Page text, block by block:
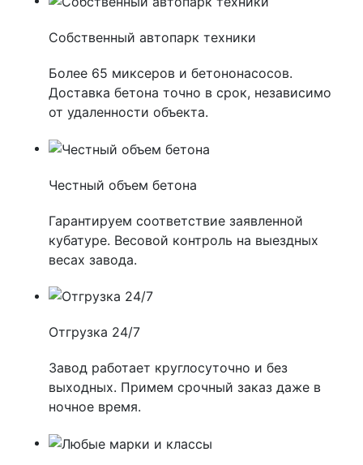
Собственный автопарк техники
Более 65 миксеров и бетононасосов.
Доставка бетона точно в срок, независимо
от удаленности объекта.
Честный объем бетона
Гарантируем соответствие заявленной
кубатуре. Весовой контроль на выездных
весах завода.
Отгрузка 24/7
Завод работает круглосуточно и без
выходных. Примем срочный заказ даже в
ночное время.